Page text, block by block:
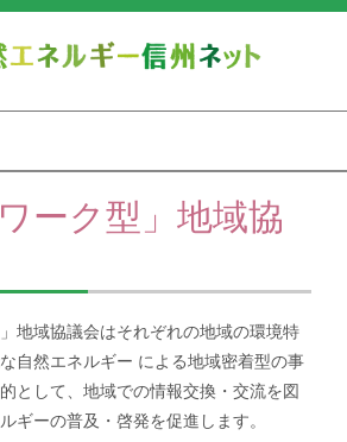
ーク型」地域協
地域協議会はそれぞれの地域の環境特
自然エネルギー による地域密着型の事
として、地域での情報交換・交流を図
ギーの普及・啓発を促進します。